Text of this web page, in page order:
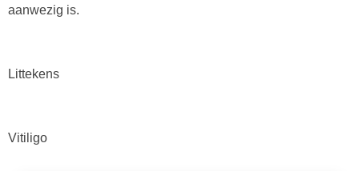
aanwezig is.
Littekens
Vitiligo